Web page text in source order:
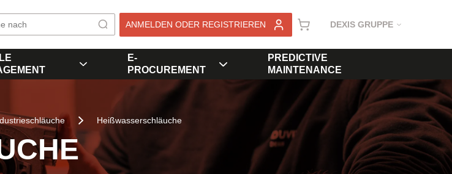
ANMELDEN ODER REGISTRIEREN DEXIS GRUPPE
E-
PROCUREMENT
PREDICTIVE
MAINTENANCE
Heißwasserschläuche